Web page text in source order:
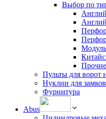
Выбор по
Пульты для ворот
Нуклии для замков
Фурнитура
Abus